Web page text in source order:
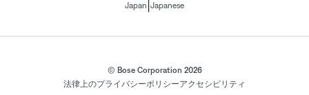
Japan Japanese
© Bose Corporation 2026
法律上のプライバシーポリシーアクセシビリティ